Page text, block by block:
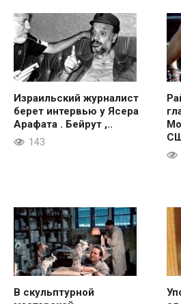
Израильский журналист
берет интервью у Ясера
Арафата . Бейрут ,..
143
В скульптурной